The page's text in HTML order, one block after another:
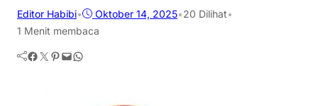
Editor Habibi• Oktober 14, 2025•20 Dilihat•
1 Menit membaca
Facebook Twitter Pinterest Mail WhatsApp